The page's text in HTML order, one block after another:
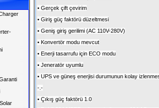
• Gerçek çift çevirim
• Giriş güç faktörü düzeltmesi
• Geniş giriş gerilimi (AC 110V-280V)
• Konvertör modu mevcut
• Enerji tasarrufu için ECO modu
• Jeneratör uyumlu
• UPS ve güneş enerjisi durumunun kolay
-.-
• Çıkış güç faktörü 1.0